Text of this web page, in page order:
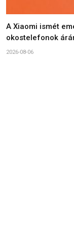
A Xiaomi ismét
okostelefonok
2026-08-06